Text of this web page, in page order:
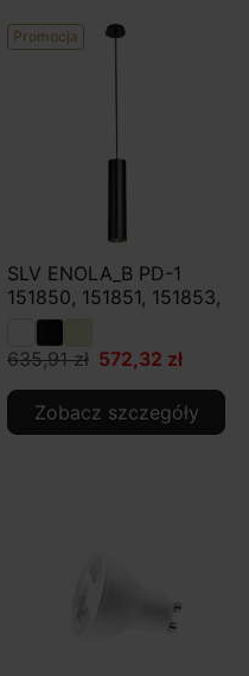
Promocja
SLV ENOLA_B PD-1
151850, 151851, 151853,
635,91 zł 572,32 zł
Zobacz szczegóły